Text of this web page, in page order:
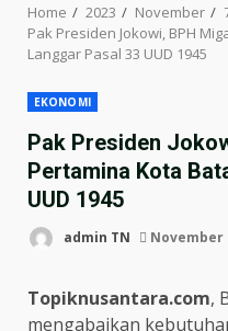
Home 2023 November
Pak Presiden Jokowi, BPH
Langgar Pasal 33 UUD 1945
EKONOMI
Pak Presiden
Pertamina Kota
UUD 1945
admin TN November
Topiknusantara.com,
mengabaikan